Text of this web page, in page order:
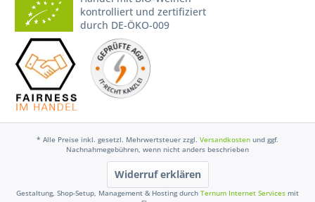
kontrolliert und zertifiziert
durch DE-ÖKO-009
* Alle Preise inkl. gesetzl. Mehrwertsteuer zzgl. Versandkosten und ggf.
Nachnahmegebühren, wenn nicht anders beschrieben
Widerruf erklären
Gestaltung, Shop-Setup, Management & Hosting durch Ternum Internet Services mit